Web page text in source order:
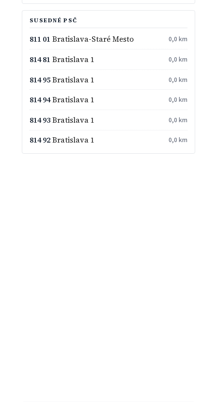
SUSEDNÉ PSČ
811 01 Bratislava-Staré Mesto 0,0 km
814 81 Bratislava 1 0,0 km
814 95Bratislava 1 0,0 km
814 94Bratislava 1 0,0 km
814 93Bratislava 1 0,0 km
814 92Bratislava 1 0,0 km